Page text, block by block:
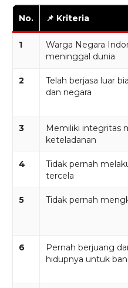
No. 📌 Kriteria
1
Warga Negara
meninggal dunia
2
Telah berjasa luar
dan negara
3
Memiliki integritas
keteladanan
4
Tidak pernah
tercela
5 Tidak pernah
6
Pernah berjuang
hidupnya untuk